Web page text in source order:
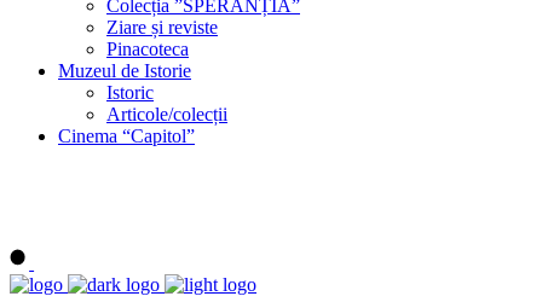
Colecția ”SPERANȚIA”
Ziare și reviste
Pinacoteca
Muzeul de Istorie
Istoric
Articole/colecții
Cinema “Capitol”